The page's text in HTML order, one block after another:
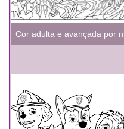
Cor adulta e avançada por